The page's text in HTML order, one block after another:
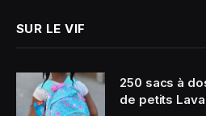
SUR LE VIF
250 sacs à
de petits